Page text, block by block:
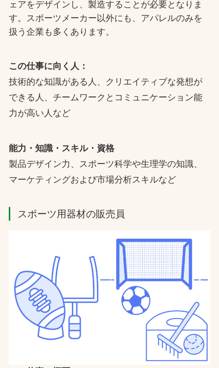
ェアをデザインし、製造することが必要となりま
す。スポーツメーカー以外にも、アパレルのみを
扱う企業も多くあります。
この仕事に向く人：
技術的な知識がある人、クリエイティブな発想が
できる人、チームワークとコミュニケーション能
力が高い人など
能力・知識・スキル・資格
製品デザイン力、スポーツ科学や生理学の知識、
マーケティングおよび市場分析スキルなど
スポーツ用器材の販売員